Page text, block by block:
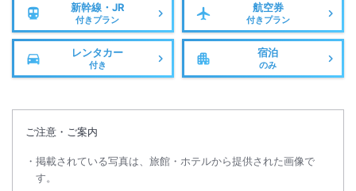
新幹線・JR
付きプラン
航空券
付きプラン
レンタカー
付き
宿泊
のみ
ご注意・ご案内
掲載されている写真は、旅館・ホテルから提供された画像で
す。